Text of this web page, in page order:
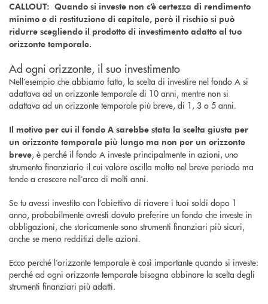
CALLOUT: Quando si investe non c’è certezza di rendimento
minimo e di restituzione di capitale, però il rischio si può
ridurre scegliendo il prodotto di investimento adatto al tuo
orizzonte temporale.
Ad ogni orizzonte, il suo investimento
Nell’esempio che abbiamo fatto, la scelta di investire nel fondo A si
adattava ad un orizzonte temporale di 10 anni, mentre non si
adattava ad un orizzonte temporale più breve, di 1, 3 o 5 anni.
Il motivo per cui il fondo A sarebbe stata la scelta giusta per
un orizzonte temporale più lungo ma non per un orizzonte
breve, è perché il fondo A investe principalmente in azioni, uno
strumento finanziario il cui valore oscilla molto nel breve periodo ma
tende a crescere nell’arco di molti anni.
Se tu avessi investito con l’obiettivo di riavere i tuoi soldi dopo 1
anno, probabilmente avresti dovuto preferire un fondo che investe in
obbligazioni, che storicamente sono strumenti finanziari più sicuri,
anche se meno redditizi delle azioni.
Ecco perché l’orizzonte temporale è così importante quando si investe:
perché ad ogni orizzonte temporale bisogna abbinare la scelta degli
strumenti finanziari più adatti.